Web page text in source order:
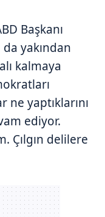
Başkanı
yakından
kalmaya
yaptıklarını
ediyor.
Çılgın delilere